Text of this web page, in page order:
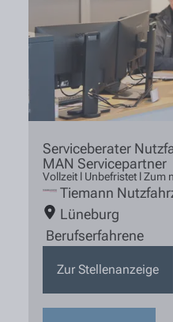
Serviceberater
MAN Servicepartner
Vollzeit l Unbefristet l Zum
Tiemann
Lüneburg
Berufserfahrene
Zur Stellenanzeige